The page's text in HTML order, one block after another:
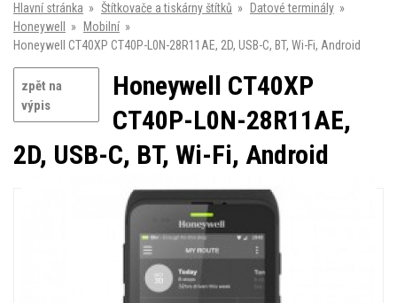
Hlavní stránka » Štítkovače a tiskárny štítků » Datové terminály »
Honeywell
» Mobilní »
Honeywell CT40XP CT40P-L0N-28R11AE, 2D, USB-C, BT, Wi-Fi, Android
zpět na
výpis
Honeywell CT40XP
CT40P-L0N-28R11AE,
2D, USB-C, BT, Wi-Fi, Android